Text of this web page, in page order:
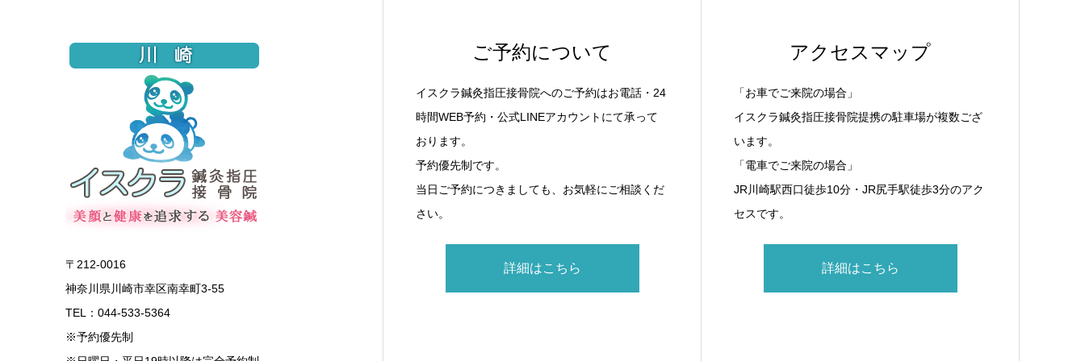
〒212-0016
神奈川県川崎市幸区南幸町3-55
TEL：044-533-5364
※予約優先制
ご予約について
イスクラ鍼灸指圧接骨院へのご予約はお電話・24
時間WEB予約・公式LINEアカウントにて承って
おります。
予約優先制です。
当日ご予約につきましても、お気軽にご相談くだ
さい。
詳細はこちら
アクセスマップ
「お車でご来院の場合」
イスクラ鍼灸指圧接骨院提携の駐車場が複数ござ
います。
「電車でご来院の場合」
JR川崎駅西口徒歩10分・JR尻手駅徒歩3分のアク
セスです。
詳細はこちら